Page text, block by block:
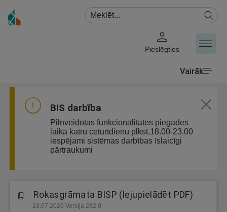
Pieslēgties
Vairāk
BIS darbība
Pilnveidotās funkcionalitātes piegādes
laikā katru ceturtdienu plkst.18.00-23.00
iespējami sistēmas darbības īslaicīgi
pārtraukumi
Rokasgrāmata BISP (lejupielādēt PDF)
23.07.2026 Versija 282.0